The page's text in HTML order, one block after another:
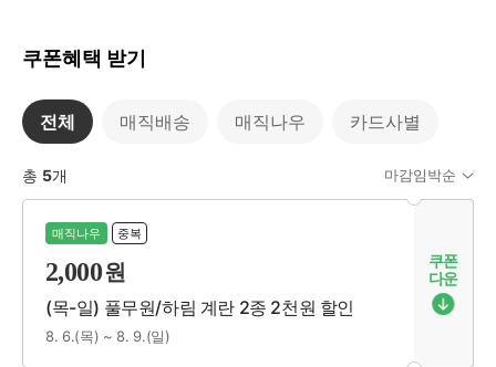
쿠폰혜택 받기
전체 매직배송 매직나우 카드사별
총 5개 마감임박순
매직나우 중복
2,000원
(목-일) 풀무원/하림 계란 2종 2천원 할인
8. 6.(목) ~ 8. 9.(일)
쿠폰
다운